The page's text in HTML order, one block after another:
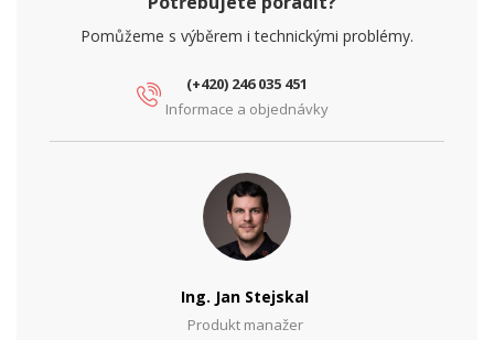
Pomůžeme s výběrem i technickými problémy.
(+420) 246 035 451
Informace a objednávky
Ing. Jan Stejskal
Produkt manažer